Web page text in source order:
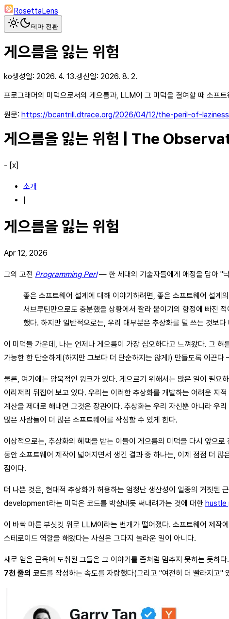
RosettaLens
테마 전환
게으름을 잃는 위험
ko생성일: 2026. 4. 13.갱신일: 2026. 8. 2.
프로그래머의 미덕으로서의 게으름과, LLM이 그 미덕을 결여할 때 소프
원문: https://bcantrill.dtrace.org/2026/04/12/the-peril-of-
게으름을 잃는 위험 | The
- [x]
소개
게으름을 잃는 위험
Apr 12, 2026
그의 고전 Programming Perl— 한 세대의 기술자들에게 애정을 담아 "
좋은 소프트웨어 설계에 대해 이야기하려면, 좋은 소프트웨어 설계
서브루틴만으로도 충분했을 상황에서 잘라 붙이기의 함정에 빠진
했다. 하지만 일반적으로는, 우리 대부분은 추상화를 덜 쓰는 것보
이 미덕들 가운데, 나는 언제나 게으름이 가장 심오하다고 느껴왔다. 그
가능한 한 단순하게(하지만 그보다 더 단순하지는 않게!) 만들도록 이끈
물론, 여기에는 암묵적인 윙크가 있다. 게으르기 위해서는 많은 일이 필요
이리저리 뒤집어 보고 있다. 우리는 이러한 추상화를 개발하는 어려운 지
계산을 제대로 해내면 그것은 장관이다. 추상화는 우리 자신뿐 아니라 우
많은 사람들이 더 많은 소프트웨어를 작성할 수 있게 한다.
이상적으로는, 추상화의 혜택을 받는 이들이 게으름의 미덕을 다시 앞으
동안 소프트웨어 제작이 넓어지면서 생긴 결과 중 하나는, 이제 점점 더
점이다.
더 나쁜 것은, 현대적 추상화가 허용하는 엄청난 생산성이 일종의 거짓된
development라는 미덕은 코드를 박살내듯 써내려가는 것에 대한 hustle
이 바싹 마른 부싯깃 위로 LLM이라는 번개가 떨어졌다. 소프트웨어 제
스테로이드 역할을 해왔다는 사실은 그다지 놀라운 일이 아니다.
새로 얻은 근육에 도취된 그들은 그 이야기를 좀처럼 멈추지 못하는 듯하
7천 줄의 코드를 작성하는 속도를 자랑했다(그리고 "여전히 더 빨라지고"